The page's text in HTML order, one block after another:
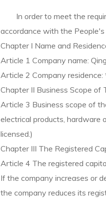
In order to meet the
accordance with the
Chapter I Name and
Article 1 Company name:
Article 2 Company
Chapter II Business Scope of
Article 3 Business scope of
electrical products, hardware
licensed.)
Chapter III The Registered
Article 4 The registered
If the company increases or
the company reduces its